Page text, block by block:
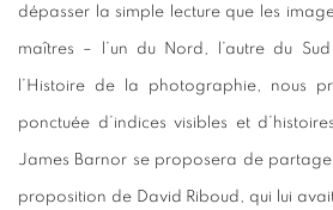
dépasser la simple lecture que les
maîtres – l’un du Nord, l’autre du
l’Histoire de la photographie, nous
ponctuée d’indices visibles et
James Barnor se proposera de
proposition de David Riboud, qui lui